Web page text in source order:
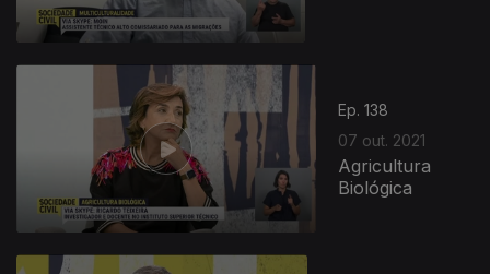
Ep. 138
07 out. 2021
Agricultura
Biológica